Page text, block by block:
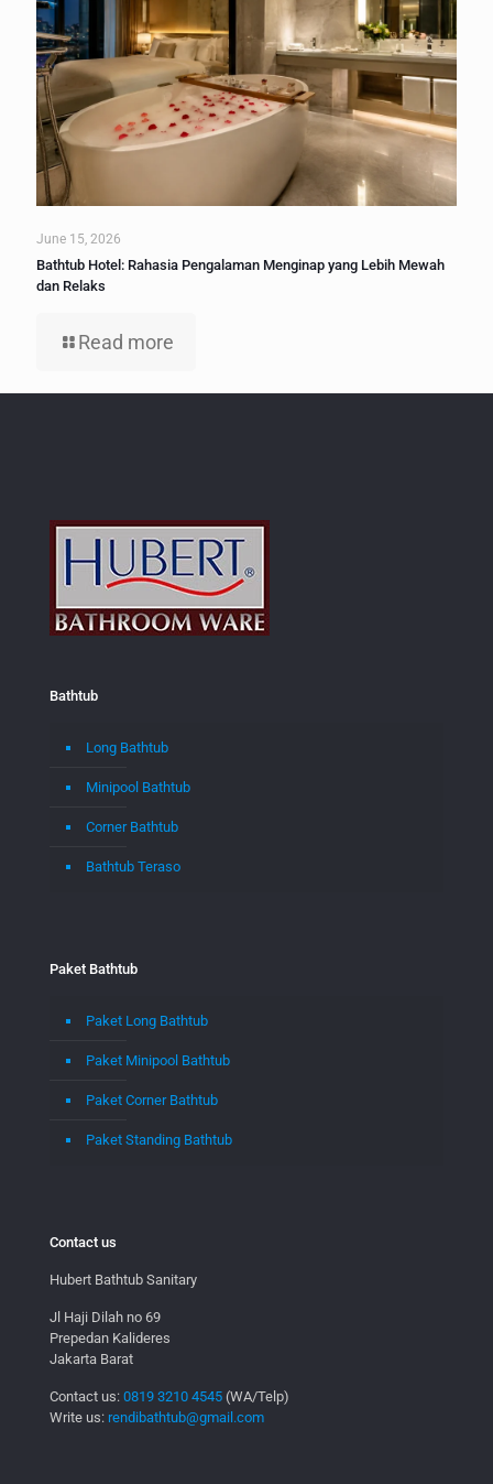
June 15, 2026
Bathtub Hotel: Rahasia Pengalaman Menginap yang Lebih Mewah
dan Relaks
Read more
Bathtub
Long Bathtub
Minipool Bathtub
Corner Bathtub
Bathtub Teraso
Paket Bathtub
Paket Long Bathtub
Paket Minipool Bathtub
Paket Corner Bathtub
Paket Standing Bathtub
Contact us
Hubert Bathtub Sanitary
Jl Haji Dilah no 69
Prepedan Kalideres
Jakarta Barat
Contact us: 0819 3210 4545 (WA/Telp)
Write us: rendibathtub@gmail.com